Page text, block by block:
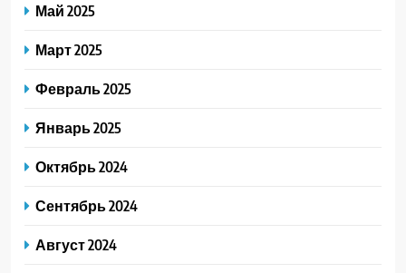
Май 2025
Март 2025
Февраль 2025
Январь 2025
Октябрь 2024
Сентябрь 2024
Август 2024